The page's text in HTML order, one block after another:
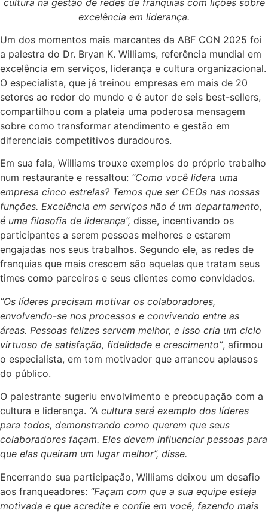
excelência em liderança.
Um dos momentos mais marcantes da ABF CON 2025 foi
a palestra do Dr. Bryan K. Williams, referência mundial em
excelência em serviços, liderança e cultura organizacional.
O especialista, que já treinou empresas em mais de 20
setores ao redor do mundo e é autor de seis best-sellers,
compartilhou com a plateia uma poderosa mensagem
sobre como transformar atendimento e gestão em
diferenciais competitivos duradouros.
Em sua fala, Williams trouxe exemplos do próprio trabalho
num restaurante e ressaltou: “Como você lidera uma
empresa cinco estrelas? Temos que ser CEOs nas nossas
funções. Excelência em serviços não é um departamento,
é uma filosofia de liderança”, disse, incentivando os
participantes a serem pessoas melhores e estarem
engajadas nos seus trabalhos. Segundo ele, as redes de
franquias que mais crescem são aquelas que tratam seus
times como parceiros e seus clientes como convidados.
“Os líderes precisam motivar os colaboradores,
envolvendo-se nos processos e convivendo entre as
áreas. Pessoas felizes servem melhor, e isso cria um ciclo
virtuoso de satisfação, fidelidade e crescimento”, afirmou
o especialista, em tom motivador que arrancou aplausos
do público.
O palestrante sugeriu envolvimento e preocupação com a
cultura e liderança. “A cultura será exemplo dos líderes
para todos, demonstrando como querem que seus
colaboradores façam. Eles devem influenciar pessoas para
que elas queiram um lugar melhor”, disse.
Encerrando sua participação, Williams deixou um desafio
aos franqueadores: “Façam com que a sua equipe esteja
motivada e que acredite e confie em você, fazendo mais